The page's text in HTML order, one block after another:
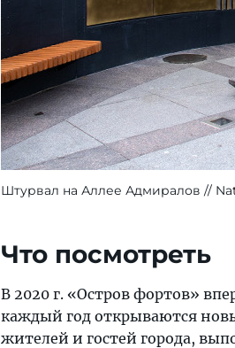
Штурвал на Аллее Адмиралов
Что посмотреть
В 2020 г. «Остров фортов»
каждый год открываются
жителей и гостей города,